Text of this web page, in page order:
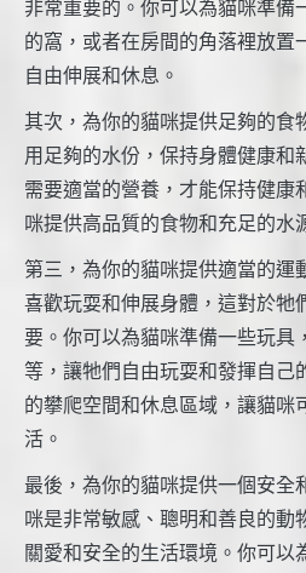
非常重要的。你可以為貓咪準備
的窩，或者在房間的角落裡放置
自由伸展和休息。
其次，為你的貓咪提供足夠的食
用足夠的水份，保持身體健康和
需要適當的營養，才能保持健康
咪提供高品質的食物和充足的水
第三，為你的貓咪提供適當的運
喜歡玩耍和伸展身體，這對於牠
要。你可以為貓咪準備一些玩具
等，讓牠們自由玩耍和發揮自己
的攀爬空間和休息區域，讓貓咪
活。
最後，為你的貓咪提供一個安全
咪是非常敏感、聰明和善良的動
關愛和安全的生活環境。你可以